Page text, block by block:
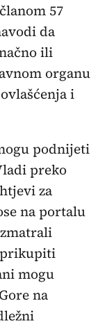
57
da
ili
organu
i
podnijeti
preko
za
na portalu
prikupiti
mogu
na